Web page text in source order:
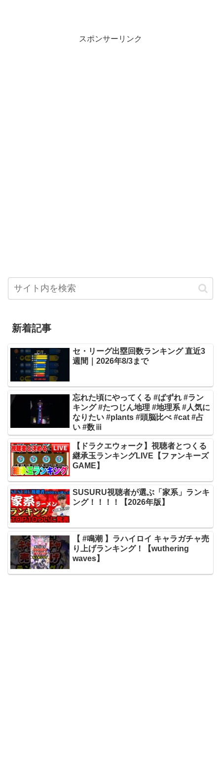
スポンサーリンク
新着記事
セ・リーグ出塁回数ランキング 直近3
週間｜2026年8/3まで
忘れた頃にやってくる #ばずれ #ラン
キング #たつじん地理 #地理系 #人気に
なりたい #plants #頭脳比べ #cat #占
い #数ⅲ
【ドラクエウォーク】視聴者とつくる
継承玉ランキングLIVE【ファンキーズ
GAME】
SUSURU視聴者が選ぶ「家系」ランキ
ング！！！！【2026年版】
【 #鳴潮 】ラハイロイ キャラガチャ売
り上げランキング！【wuthering
waves】